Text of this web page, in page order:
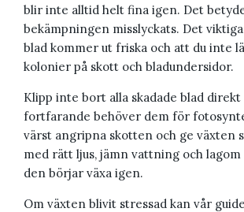
blir inte alltid helt fina igen. Det
bekämpningen misslyckats. Det
blad kommer ut friska och att du inte
kolonier på skott och bladundersidor.
Klipp inte bort alla skadade blad
fortfarande behöver dem för
värst angripna skotten och ge växten
med rätt ljus, jämn vattning och
den börjar växa igen.
Om växten blivit stressad kan vår